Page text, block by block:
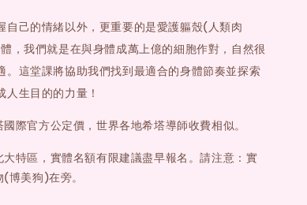
自己的情緒以外，更重要的是愛護軀殼(人類肉
，我們就是在與身體成萬上億的細胞作對，自然很
。這堂課將協助我們找到最適合的身體節奏並探索
生目的的力量！
際官方公定價，世界各地希塔導師收費相似。
特區，實體名額有限建議盡早報名。請注意：實
博美狗)在旁。